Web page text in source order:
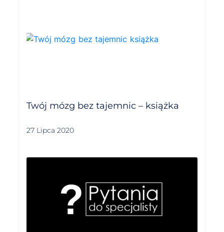
Twój mózg bez tajemnic – książka
27 Lipca 2020